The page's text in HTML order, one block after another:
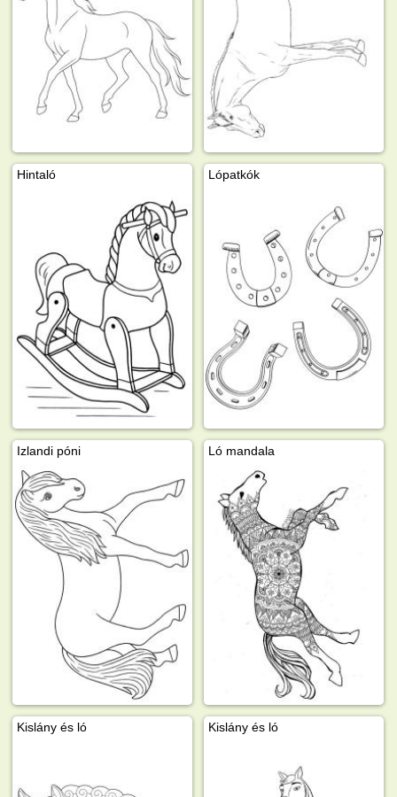
Hintaló Lópatkók
Izlandi póni Ló mandala
Kislány és ló Kislány és ló